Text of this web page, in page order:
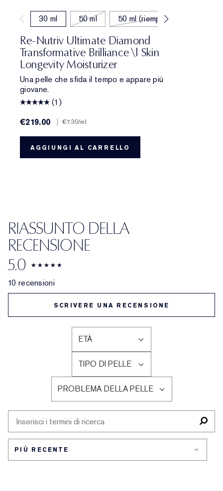
30 ml 50 ml 50 ml (riempimento)
Re-Nutriv Ultimate Diamond
Transformative Brilliance \| Skin
Longevity Moisturizer
Una pelle che sfida il tempo e appare più
giovane.
(1)
€219.00
€7.30/ml
AGGIUNGI AL CARRELLO
RIASSUNTO DELLA
RECENSIONE
5.0
10 recensioni
SCRIVERE UNA RECENSIONE
ETÀ
FILTRA
LE
RECENSIONI
PER
ETÀ
TIPO DI PELLE
FILTRA
LE
RECENSIONI
PER
TIPO
DI
PELLE
PROBLEMA DELLA PELLE
FILTRA
LE
PER
DELLA